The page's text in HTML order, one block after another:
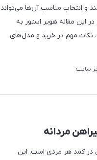
و انتخاب مناسب آن‌ها می‌تواند
در این مقاله هویر استور به
نکات مهم در خرید و مدل‌های
سایت
مردانه
در کمد هر مردی است. این